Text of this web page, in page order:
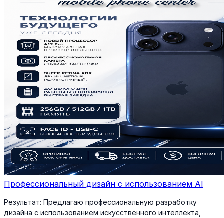
Профессиональный дизайн с использованием AI
Результат: Предлагаю профессиональную разработку
дизайна с использованием искусственного интеллекта,